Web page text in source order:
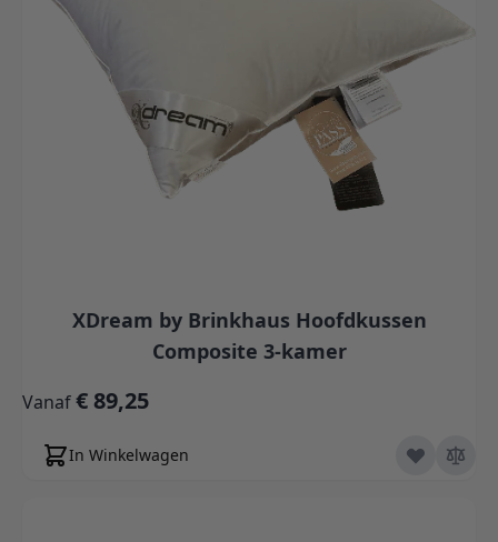
XDream by Brinkhaus Hoofdkussen
Composite 3-kamer
Vanaf€ 89,25
In Winkelwagen